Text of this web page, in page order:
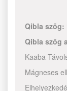
Qibla szög:
Qibla szög
Kaaba
Mágneses